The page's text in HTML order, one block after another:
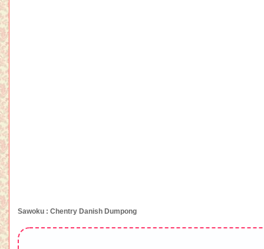
Sawoku : Chentry Danish Dumpong